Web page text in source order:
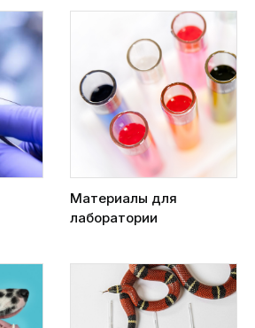
Материалы для
лаборатории